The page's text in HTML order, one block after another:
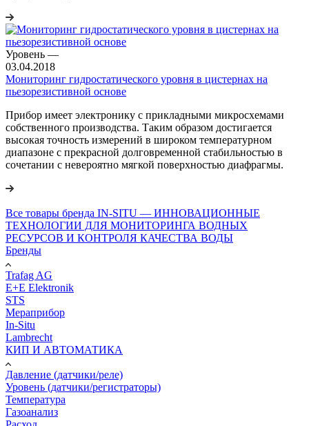
Уровень —
03.04.2018
Мониторинг гидростатического уровня в цистернах на
пьезорезистивной основе
Прибор имеет электронику с прикладными микросхемами
собственного производства. Таким образом достигается
высокая точность измерений в широком температурном
диапазоне с прекрасной долговременной стабильностью в
сочетании с невероятно мягкой поверхностью диафрагмы.
Все товары бренда IN-SITU — ИННОВАЦИОННЫЕ
ТЕХНОЛОГИИ ДЛЯ МОНИТОРИНГА ВОДНЫХ
РЕСУРСОВ И КОНТРОЛЯ КАЧЕСТВА ВОДЫ
Бренды
Trafag AG
E+E Elektronik
STS
Мераприбор
In-Situ
Lambrecht
КИП И АВТОМАТИКА
Давление (датчики/реле)
Уровень (датчики/регистраторы)
Температура
Газоанализ